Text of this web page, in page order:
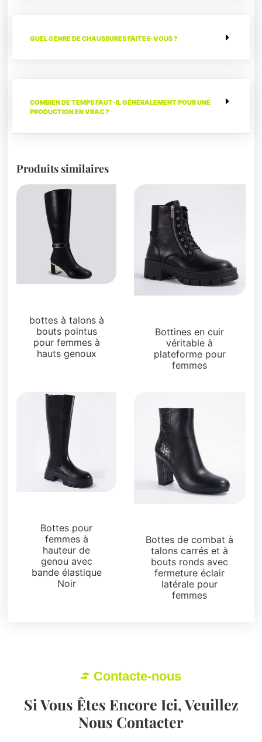
QUEL GENRE DE CHAUSSURES FAITES-VOUS ?
COMBIEN DE TEMPS FAUT-IL GÉNÉRALEMENT POUR UNE
PRODUCTION EN VRAC ?
Produits similaires
bottes à talons à
bouts pointus
pour femmes à
hauts genoux
Bottines en cuir
véritable à
plateforme pour
femmes
Bottes pour
femmes à
hauteur de
genou avec
bande élastique
Noir
Bottes de combat à
talons carrés et à
bouts ronds avec
fermeture éclair
latérale pour
femmes
Contacte-nous
Si Vous Êtes Encore Ici, Veuillez
Nous Contacter